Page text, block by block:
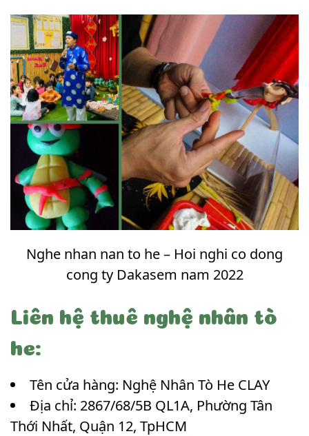
Nghe nhan nan to he – Hoi nghi co dong
cong ty Dakasem nam 2022
Liên hệ thuê nghệ nhân tò
he:
Tên cửa hàng: Nghệ Nhân Tò He CLAY
Địa chỉ: 2867/68/5B QL1A, Phường Tân
Thới Nhất, Quận 12, TpHCM